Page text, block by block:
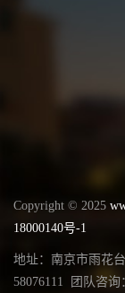
Copyright © 2025
18000140号-1
地址：南京市雨花
58076111 团队咨询